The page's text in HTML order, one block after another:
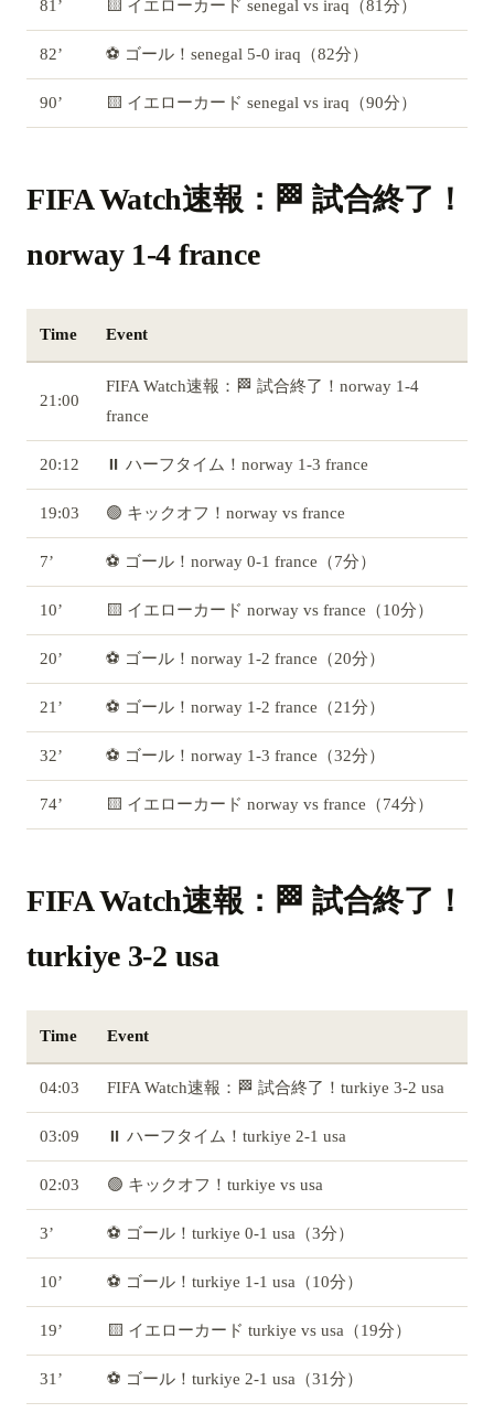
81’ 🟨 イエローカード senegal vs iraq（81分）
82’ ⚽ ゴール！senegal 5-0 iraq（82分）
90’ 🟨 イエローカード senegal vs iraq（90分）
FIFA Watch速報：🏁 試合終了！
norway 1-4 france
Time Event
21:00
FIFA Watch速報：🏁 試合終了！norway 1-4
france
20:12 ⏸️ ハーフタイム！norway 1-3 france
19:03 🟢 キックオフ！norway vs france
7’ ⚽ ゴール！norway 0-1 france（7分）
10’ 🟨 イエローカード norway vs france（10分）
20’ ⚽ ゴール！norway 1-2 france（20分）
21’ ⚽ ゴール！norway 1-2 france（21分）
32’ ⚽ ゴール！norway 1-3 france（32分）
74’ 🟨 イエローカード norway vs france（74分）
FIFA Watch速報：🏁 試合終了！
turkiye 3-2 usa
Time Event
04:03 FIFA Watch速報：🏁 試合終了！turkiye 3-2 usa
03:09 ⏸️ ハーフタイム！turkiye 2-1 usa
02:03 🟢 キックオフ！turkiye vs usa
3’ ⚽ ゴール！turkiye 0-1 usa（3分）
10’ ⚽ ゴール！turkiye 1-1 usa（10分）
19’ 🟨 イエローカード turkiye vs usa（19分）
31’ ⚽ ゴール！turkiye 2-1 usa（31分）